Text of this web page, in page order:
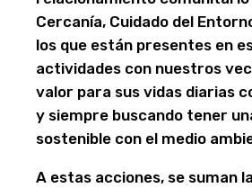
Cercanía, Cuidado del
los que están presentes en
actividades con nuestros
valor para sus vidas diarias
y siempre buscando tener
sostenible con el medio
A estas acciones, se suman